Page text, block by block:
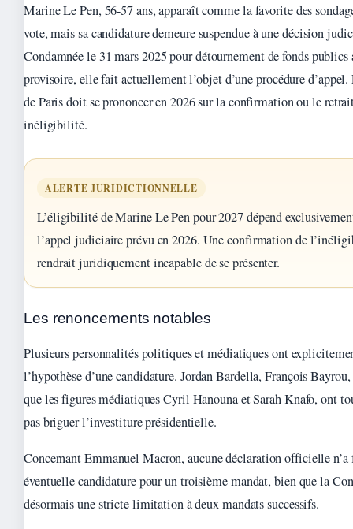
Marine Le Pen, 56-57 ans, apparaît comme la favorite des
vote, mais sa candidature demeure suspendue à une décision
Condamnée le 31 mars 2025 pour détournement de fonds publics
provisoire, elle fait actuellement l’objet d’une procédure d’appel.
de Paris doit se prononcer en 2026 sur la confirmation ou le
inéligibilité.
ALERTE JURIDICTIONNELLE
L’éligibilité de Marine Le Pen pour 2027 dépend
l’appel judiciaire prévu en 2026. Une confirmation de
rendrait juridiquement incapable de se présenter.
Les renoncements notables
Plusieurs personnalités politiques et médiatiques ont
l’hypothèse d’une candidature. Jordan Bardella, François
que les figures médiatiques Cyril Hanouna et Sarah Knafo, ont
pas briguer l’investiture présidentielle.
Concernant Emmanuel Macron, aucune déclaration officielle
éventuelle candidature pour un troisième mandat, bien que la
désormais une stricte limitation à deux mandats successifs.